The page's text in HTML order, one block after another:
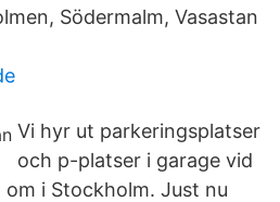
Södermalm, Vasastan
Vi hyr ut parkeringsplatser
och p-platser i garage vid
i Stockholm. Just nu